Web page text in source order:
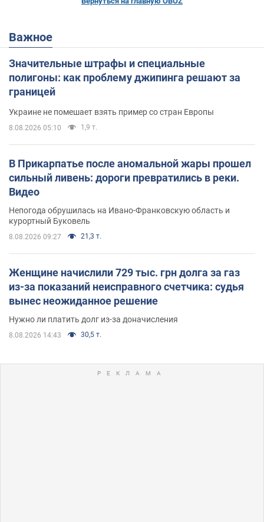
Важное
Значительные штрафы и специальные
полигоны: как проблему джипинга решают за
границей
Украине не помешает взять пример со стран Европы
8.08.2026 05:10 1,9 т.
В Прикарпатье после аномальной жары прошел
сильный ливень: дороги превратились в реки.
Видео
Непогода обрушилась на Ивано-Франковскую область и
курортный Буковель
8.08.2026 09:27 21,3 т.
Женщине начислили 729 тыс. грн долга за газ
из-за показаний неисправного счетчика: судья
вынес неожиданное решение
Нужно ли платить долг из-за доначисления
8.08.2026 14:43 30,5 т.